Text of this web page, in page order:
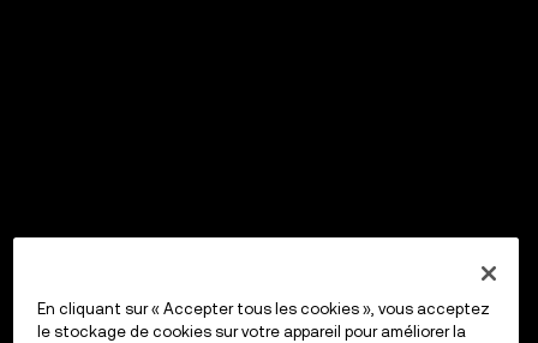
En cliquant sur « Accepter tous les cookies », vous acceptez
le stockage de cookies sur votre appareil pour améliorer la